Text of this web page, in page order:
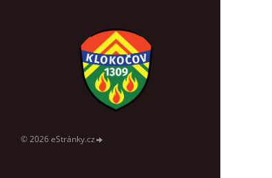
© 2026 eStránky.cz